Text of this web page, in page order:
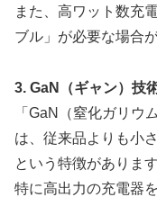
また、高ワット数充
ブル」が必要な場合
3. GaN（ギャン）技
「GaN（窒化ガリウ
は、従来品よりも小
という特徴があります
特に高出力の充電器